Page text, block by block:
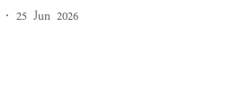
25 Jun 2026